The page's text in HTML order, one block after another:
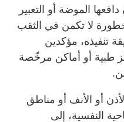
الموضة أو التعبير
لا تكمن في الثقب
تنفيذه، مؤكدين
طبية أو أماكن مرخّصة
أو الأنف أو مناطق
النفسية، إلى